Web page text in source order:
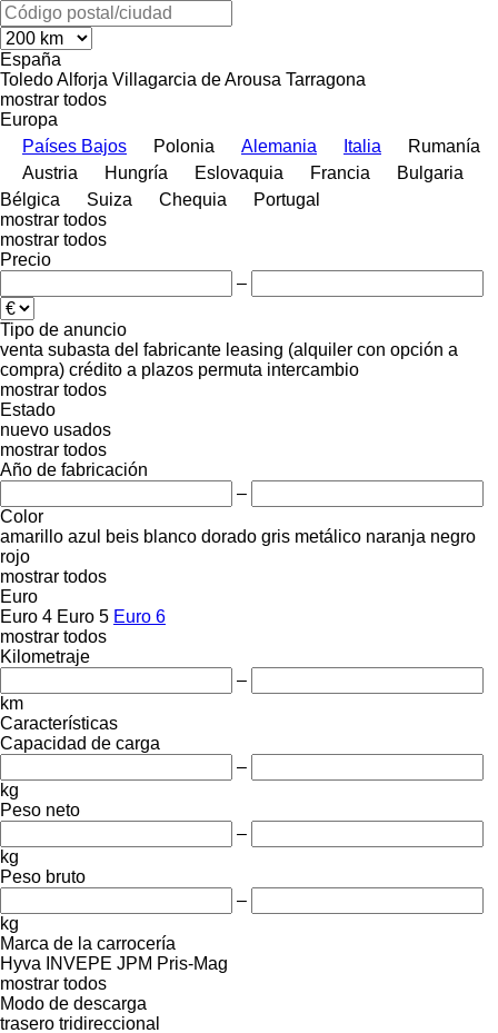
España
ToledoAlforja Villagarcia de Arousa Tarragona
mostrar todos
Europa
Países Bajos
Polonia Alemania Italia
Rumanía
Austria
Hungría Eslovaquia Francia
Bulgaria
Bélgica
Suiza Chequia
Portugal
mostrar todos
mostrar todos
Precio
–
Tipo de anuncio
venta subasta del fabricante leasing (alquiler con opción a
compra) crédito a plazos permuta intercambio
mostrar todos
Estado
nuevo usados
mostrar todos
Año de fabricación
–
Color
amarillo azul beis blanco dorado gris metálico naranja negro
rojo
mostrar todos
Euro
Euro 4 Euro 5 Euro 6
mostrar todos
Kilometraje
–
km
Características
Capacidad de carga
–
kg
Peso neto
–
kg
Peso bruto
–
kg
Marca de la carrocería
Hyva
INVEPE JPM Pris-Mag
mostrar todos
Modo de descarga
trasero tridireccional